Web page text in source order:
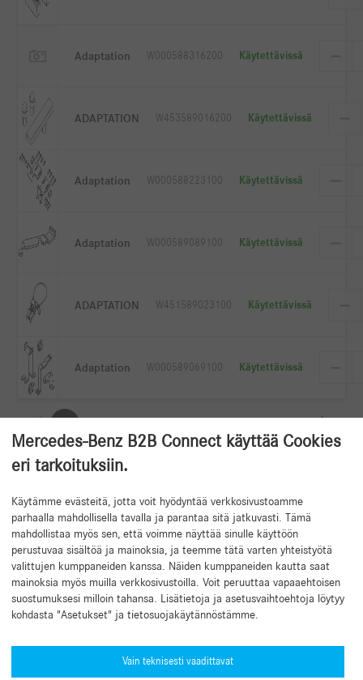
Adaptation W000588316200 Käytettävissä
ADAPTATION W453589016200 Käytettävissä
Adaptation W000588223100 Käytettävissä
Adaptation W000589089100 Käytettävissä
ADAPTATION W451589023100 Käytettävissä
Adaptation W000589069100 Käytettävissä
Mercedes-Benz B2B Connect käyttää Cookies
eri tarkoituksiin.
Käytämme evästeitä, jotta voit hyödyntää verkkosivustoamme
parhaalla mahdollisella tavalla ja parantaa sitä jatkuvasti. Tämä
mahdollistaa myös sen, että voimme näyttää sinulle käyttöön
perustuvaa sisältöä ja mainoksia, ja teemme tätä varten yhteistyötä
valittujen kumppaneiden kanssa. Näiden kumppaneiden kautta saat
mainoksia myös muilla verkkosivustoilla. Voit peruuttaa vapaaehtoisen
suostumuksesi milloin tahansa. Lisätietoja ja asetusvaihtoehtoja löytyy
kohdasta "Asetukset" ja tietosuojakäytännöstämme.
Vain teknisesti vaadittavat
Takaisin alkuun
Tarvitsetko apua?
Mercedes-Benz Global Training
Uutinen